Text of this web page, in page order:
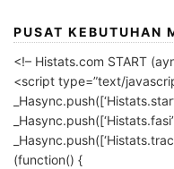
PUSAT KEBUTUHAN
<!– Histats.com START
<script type=”text/
(function() {